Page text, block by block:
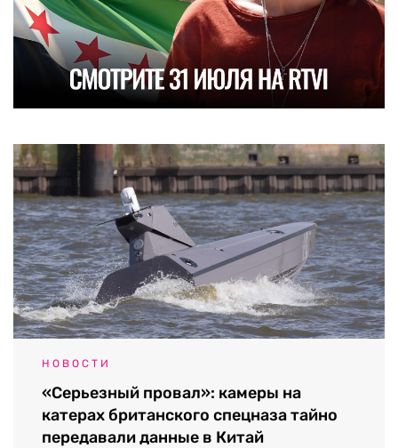
НОВОСТИ
«Серьезный провал»: камеры на
катерах британского спецназа тайно
передавали данные в Китай